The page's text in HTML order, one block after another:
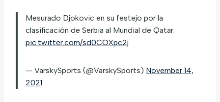
Mesurado Djokovic en su festejo por la
clasificación de Serbia al Mundial de Qatar.
pic.twitter.com/sd0COXpc2j
— VarskySports (@VarskySports) November 14,
2021